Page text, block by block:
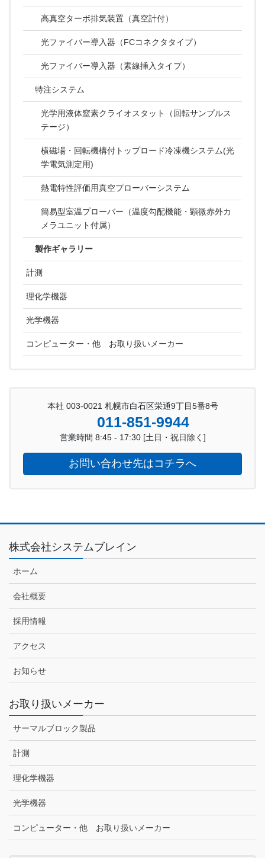
高真空ターボ排気装置（真空計付）
光ファイバー導入器（FCコネクタタイプ）
光ファイバー導入器（素線挿入タイプ）
特注システム
光学用液体窒素クライオスタット（回転サンプルス
テージ）
横磁場・回転機構付トップロード冷凍機システム(光
学電気測定用)
熱電特性評価用真空プローバーシステム
簡易型室温プローバー（温度勾配機能・顕微赤外カ
メラユニット付属）
製作ギャラリー
計測
理化学機器
光学機器
コンピューター・他 お取り扱いメーカー
本社 003-0021 札幌市白石区栄通9丁目5番8号
011-851-9944
営業時間 8:45 - 17:30 [土日・祝日除く]
お問い合わせ先はコチラへ
株式会社システムブレイン
ホーム
会社概要
採用情報
アクセス
お知らせ
お取り扱いメーカー
サーマルブロック製品
計測
理化学機器
光学機器
コンピューター・他 お取り扱いメーカー